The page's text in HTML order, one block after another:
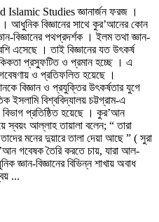
Studies জ্ঞানার্জন ফরজ ।
আধুনিক বিজ্ঞানের সাথে কুর’আনের কোন
বিজ্ঞানের পথপ্রদর্শক । ইলম তথা জ্ঞান-
এসেছে । তাই বিজ্ঞানের যত উৎকর্ষ
প্রস্ফুটিত ও প্রমান হচ্ছে । এ
ও প্রতিফলিত হয়েছে ।
বিজ্ঞান ও প্রযুক্তির উৎকর্ষতার যুগে
ইসলামি বিশ্ববিদ্যালয় চট্টগ্রাম-এ
বিভাগ প্রতিষ্ঠিত হয়েছে । কুর’আন
স্বয়ং আল্লাহ তায়ালা বলেন; “ তারা
মনের দুয়ারে তালা দেয়া আছে ” ( সুরা
গবেষক তৈরি করতে চায়, যারা আল-
জ্ঞান-বিজ্ঞানের বিভিন্ন শাখায় অবাধ
...